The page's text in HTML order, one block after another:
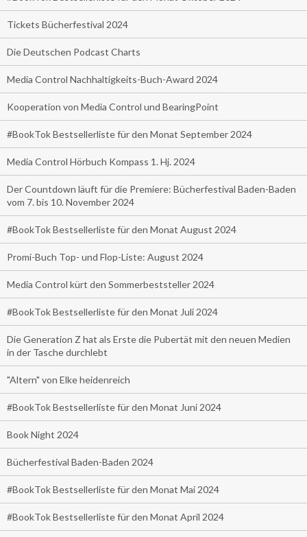
Tickets Bücherfestival 2024
Die Deutschen Podcast Charts
Media Control Nachhaltigkeits-Buch-Award 2024
Kooperation von Media Control und BearingPoint
#BookTok Bestsellerliste für den Monat September 2024
Media Control Hörbuch Kompass 1. Hj. 2024
Der Countdown läuft für die Premiere: Bücherfestival Baden-Baden
vom 7. bis 10. November 2024
#BookTok Bestsellerliste für den Monat August 2024
Promi-Buch Top- und Flop-Liste: August 2024
Media Control kürt den Sommerbeststeller 2024
#BookTok Bestsellerliste für den Monat Juli 2024
Die Generation Z hat als Erste die Pubertät mit den neuen Medien
in der Tasche durchlebt
"Altern" von Elke heidenreich
#BookTok Bestsellerliste für den Monat Juni 2024
Book Night 2024
Bücherfestival Baden-Baden 2024
#BookTok Bestsellerliste für den Monat Mai 2024
#BookTok Bestsellerliste für den Monat April 2024